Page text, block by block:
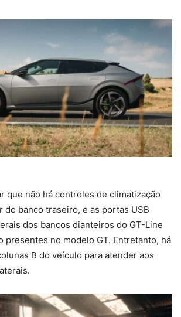
que não há controles de climatização
do banco traseiro, e as portas USB
dos bancos dianteiros do GT-Line
presentes no modelo GT. Entretanto, há
B do veículo para atender aos